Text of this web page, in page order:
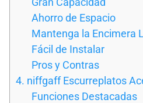
Ahorro de Espacio
Mantenga la Encimera
Fácil de Instalar
Pros y Contras
4. niffgaff Escurreplatos
Funciones Destacadas